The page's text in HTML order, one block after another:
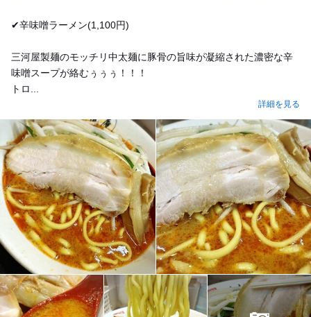
✔︎辛味噌ラーメン(1,100円)
三河屋製麺のモッチリ中太麺に豚骨の旨味が凝縮された濃密な辛
味噌スープが絡むぅぅぅ！！！
トロ...
詳細を見る